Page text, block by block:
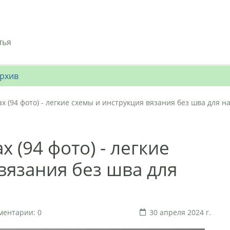
(94 фото) - легкие схемы и инструкция вязания без шва для
(94 фото) - легкие
без шва для
0 30 апреля 2024 г.